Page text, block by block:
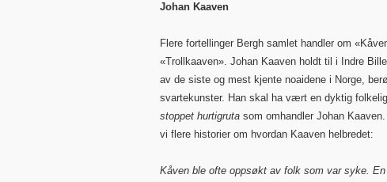
Johan Kaaven
Flere fortellinger Bergh samlet handler om
«Trollkaaven». Johan Kaaven holdt til i Indre
av de siste og mest kjente noaidene i Norge,
svartekunster. Han skal ha vært en dyktig
stoppet hurtigruta som omhandler Johan
vi flere historier om hvordan Kaaven helbredet:
Kåven ble ofte oppsøkt av folk som var syke.